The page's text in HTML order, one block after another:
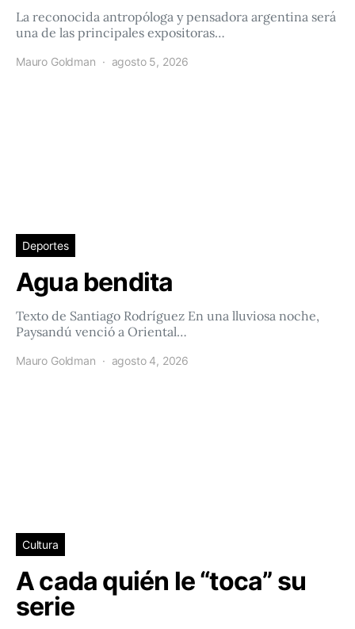
La reconocida antropóloga y pensadora argentina será
una de las principales expositoras…
Mauro Goldman agosto 5, 2026
Deportes
Agua bendita
Texto de Santiago Rodríguez En una lluviosa noche,
Paysandú venció a Oriental…
Mauro Goldman agosto 4, 2026
Cultura
A cada quién le “toca” su
serie